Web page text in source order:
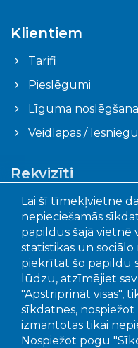
Klientiem
Tarifi
Pieslēgumi
Līguma noslēgšana
Veidlapas /
Rekvizīti
Ogres novada
komunikācijas"
Faktiskā adrese:
Juridiskā adrese:
Reģistrācijas Nr.:
Bankas un kontu
SEB banka,
Swedbanka,
Lai šī tīmekļvietne
nepieciešamās
papildus šajā vietnē
statistikas un
piekrītat šo papildu
lūdzu, atzīmējiet
"Apstriprināt visas",
sīkdatnes, nospiežot
izmantotas tikai
Nospiežot pogu